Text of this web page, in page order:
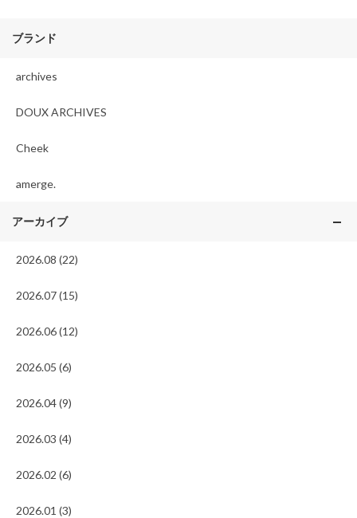
ブランド
archives
DOUX ARCHIVES
Cheek
amerge.
アーカイブ
2026.08 (22)
2026.07 (15)
2026.06 (12)
2026.05 (6)
2026.04 (9)
2026.03 (4)
2026.02 (6)
2026.01 (3)